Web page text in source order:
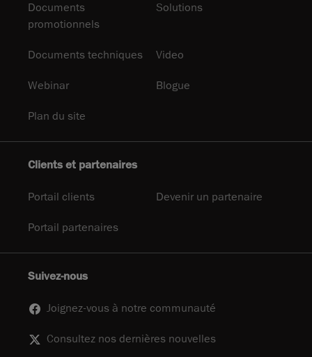
Documents
promotionnels
Solutions
Documents techniques Video
Webinar Blogue
Plan du site
Clients et partenaires
Portail clients Devenir un partenaire
Portail partenaires
Suivez-nous
Joignez-vous à notre communauté
Consultez nos dernières nouvelles